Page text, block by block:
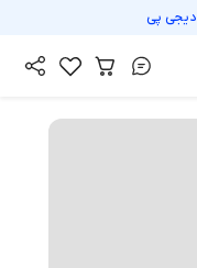
دیجی پی